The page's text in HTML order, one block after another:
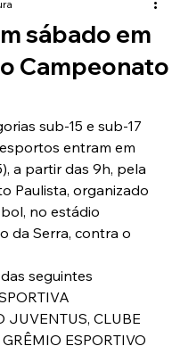
sábado em
Campeonato
sub-15 e sub-17
entram em
a partir das 9h, pela
Paulista, organizado
no estádio
da Serra, contra o
seguintes
JUVENTUS, CLUBE
ESPORTIVO